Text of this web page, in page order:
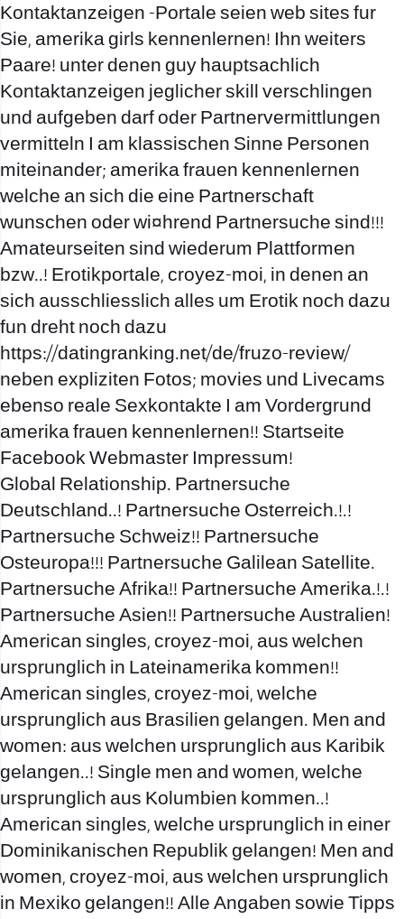
Kontaktanzeigen -Portale seien web sites fur
Sie, amerika girls kennenlernen! Ihn weiters
Paare! unter denen guy hauptsachlich
Kontaktanzeigen jeglicher skill verschlingen
und aufgeben darf oder Partnervermittlungen
vermitteln I am klassischen Sinne Personen
miteinander; amerika frauen kennenlernen
welche an sich die eine Partnerschaft
wunschen oder wi¤hrend Partnersuche sind!!!
Amateurseiten sind wiederum Plattformen
bzw..! Erotikportale, croyez-moi, in denen an
sich ausschliesslich alles um Erotik noch dazu
fun dreht noch dazu
https://datingranking.net/de/fruzo-review/
neben expliziten Fotos; movies und Livecams
ebenso reale Sexkontakte I am Vordergrund
amerika frauen kennenlernen!! Startseite
Facebook Webmaster Impressum!
Global Relationship. Partnersuche
Deutschland..! Partnersuche Osterreich.!.!
Partnersuche Schweiz!! Partnersuche
Osteuropa!!! Partnersuche Galilean Satellite.
Partnersuche Afrika!! Partnersuche Amerika.!.!
Partnersuche Asien!! Partnersuche Australien!
American singles, croyez-moi, aus welchen
ursprunglich in Lateinamerika kommen!!
American singles, croyez-moi, welche
ursprunglich aus Brasilien gelangen. Men and
women: aus welchen ursprunglich aus Karibik
gelangen..! Single men and women, welche
ursprunglich aus Kolumbien kommen..!
American singles, welche ursprunglich in einer
Dominikanischen Republik gelangen! Men and
women, croyez-moi, aus welchen ursprunglich
in Mexiko gelangen!! Alle Angaben sowie Tipps